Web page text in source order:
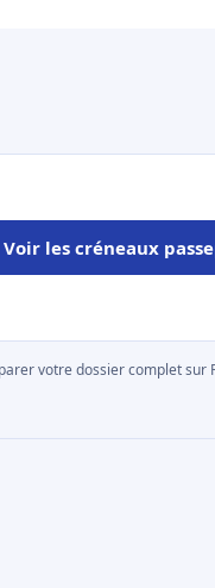
Voir les créneaux
votre dossier complet sur